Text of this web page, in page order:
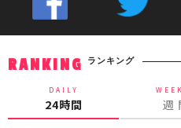
RANKING ランキング
DAILY
24時間 週